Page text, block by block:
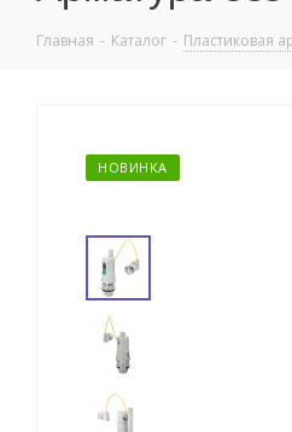
Главная - Каталог - Пластиковая
НОВИНКА